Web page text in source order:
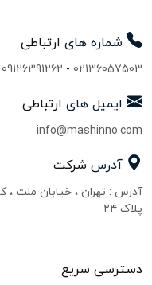
شماره های ارتباطی
02136057503
-
09126391262
ایمیل های ارتباطی
info@mashinno.com
آدرس شرکت
آدرس : تهران ، خیابان ملت ،
پلاک ۲۴
دسترسی سریع